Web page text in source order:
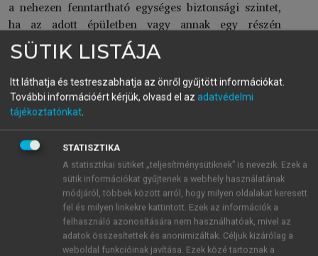
a nehezen fenntartható egységes biztonsági szintet,
ha az adott épületben vagy annak egy részén
átalakítási, felújítási munkák kezdődnek. Ezzel a
helyzettel, a növekvő megrendelői igények mellett az
elöregedő hazai épületállományt tekintve egyre
inkább számolnunk kell. Hasonlóan a legtöbb
európai országhoz, Magyarországon is a
szolgáltatószektor épületeinek (irodák, egészségügyi
intézmények, szállodák stb.) zöme az 1970-es évek
előtt épült ( VII.19. ábra) (Gevorgian et al., 2021).
SÜTIK LISTÁJA
Itt láthatja és testreszabhatja az önről gyűjtött információkat.
További információért kérjük, olvasd el az adatvédelmi
tájékoztatónkat
STATISZTIKA
A statisztikai sütiket „teljesítménysütiknek” is nevezik. Ezek a
sütik információkat gyűjtenek a webhely használatának
módjáról, többek között arról, hogy milyen oldalakat keresett
fel és milyen linkekre kattintott. Ezek az információk a
felhasználó azonosítására nem használhatóak, mivel az
adatok összesítettek és anonimizáltak. Céljuk kizárólag a
weboldal funkcióinak javítása. Ezek közé tartoznak a